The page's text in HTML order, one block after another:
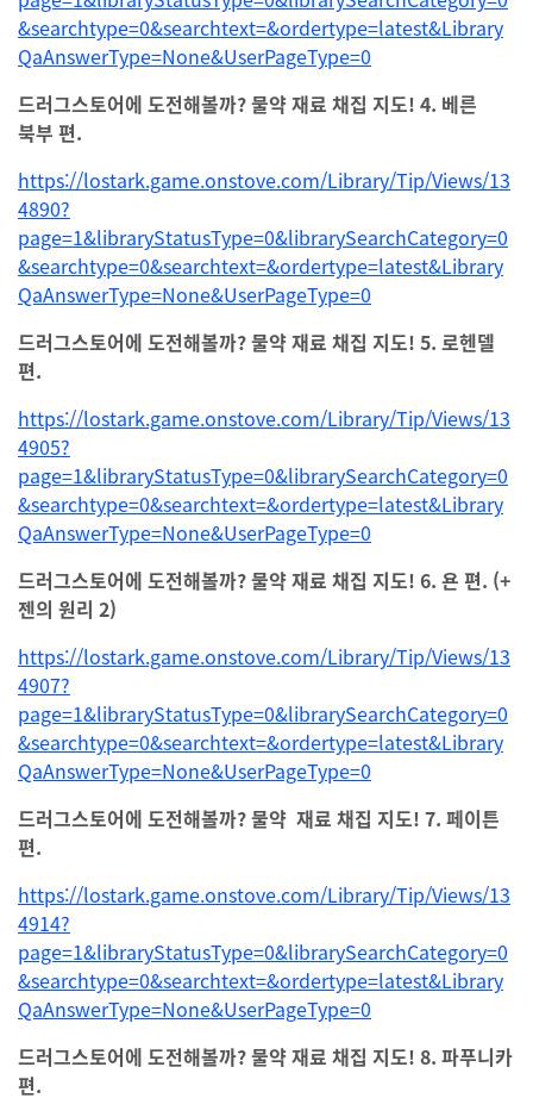
&searchtype=0&searchtext=&ordertype=latest&Library
QaAnswerType=None&UserPageType=0
드러그스토어에 도전해볼까? 물약 재료 채집 지도! 4. 베른
북부 편.
https://lostark.game.onstove.com/Library/Tip/Views/13
4890?
page=1&libraryStatusType=0&librarySearchCategory=0
&searchtype=0&searchtext=&ordertype=latest&Library
QaAnswerType=None&UserPageType=0
드러그스토어에 도전해볼까? 물약 재료 채집 지도! 5. 로헨델
편.
https://lostark.game.onstove.com/Library/Tip/Views/13
4905?
page=1&libraryStatusType=0&librarySearchCategory=0
&searchtype=0&searchtext=&ordertype=latest&Library
QaAnswerType=None&UserPageType=0
드러그스토어에 도전해볼까? 물약 재료 채집 지도! 6. 욘 편. (+
젠의 원리 2)
https://lostark.game.onstove.com/Library/Tip/Views/13
4907?
page=1&libraryStatusType=0&librarySearchCategory=0
&searchtype=0&searchtext=&ordertype=latest&Library
QaAnswerType=None&UserPageType=0
드러그스토어에 도전해볼까? 물약 재료 채집 지도! 7. 페이튼
편.
https://lostark.game.onstove.com/Library/Tip/Views/13
4914?
page=1&libraryStatusType=0&librarySearchCategory=0
&searchtype=0&searchtext=&ordertype=latest&Library
QaAnswerType=None&UserPageType=0
드러그스토어에 도전해볼까? 물약 재료 채집 지도! 8. 파푸니카
편.